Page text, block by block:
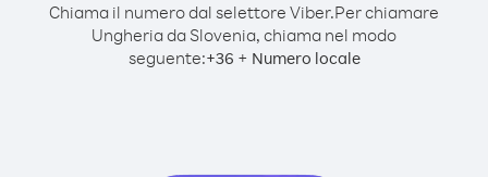
Chiama il numero dal selettore Viber.Per chiamare
Ungheria da Slovenia, chiama nel modo
seguente:+36 + Numero locale